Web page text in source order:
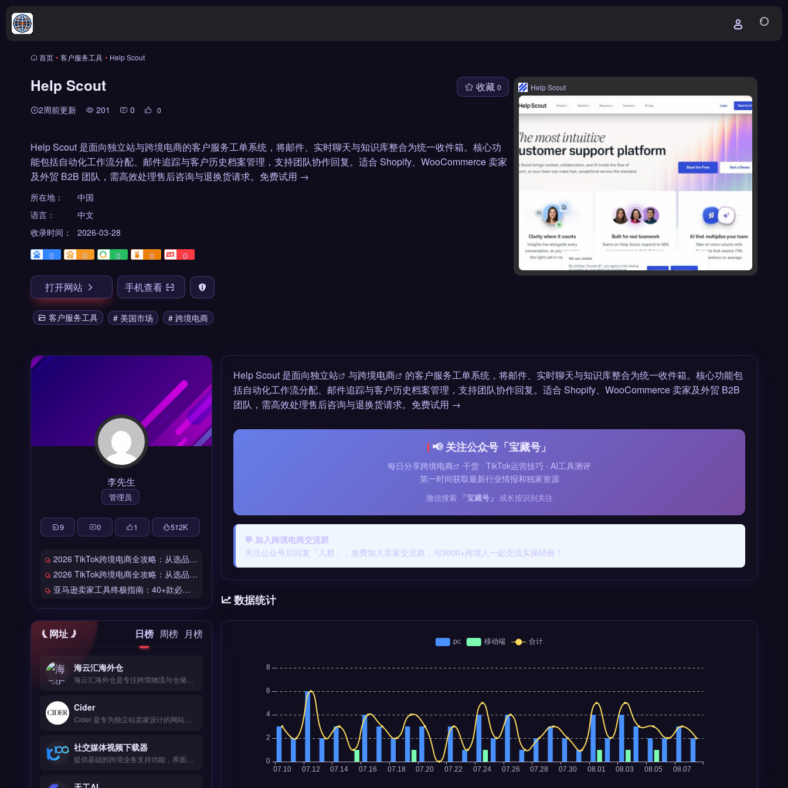
首页 • 客户服务工具 • Help Scout
Help Scout
2周前更新 201 0 0
收藏 0
Help Scout 是面向独立站与跨境电商的客户服务工单系统，将邮件、实时聊天与知识库整合为统一收件箱。核心功
能包括自动化工作流分配、邮件追踪与客户历史档案管理，支持团队协作回复。适合 Shopify、WooCommerce 卖家
及外贸 B2B 团队，需高效处理售后咨询与退换货请求。免费试用 →
所在地：
中国
语言：
中文
收录时间：
2026-03-28
0
0 0 0 0
打开网站 手机查看
客户服务工具 # 美国市场 # 跨境电商
Help Scout
Help Scout 是面向独立站 与跨境电商
的客户服务工单系统，将邮件、实时聊天与知识库整合为统一收件箱。核心功能包
括自动化工作流分配、邮件追踪与客户历史档案管理，支持团队协作回复。适合 Shopify、WooCommerce 卖家及外贸 B2B
团队，需高效处理售后咨询与退换货请求。免费试用 →
📢 关注公众号「宝藏号」
每日分享跨境电商
干货 · TikTok运营技巧 · AI工具测评
第一时间获取最新行业情报和独家资源
微信搜索 「宝藏号」 或长按识别关注
💬 加入跨境电商交流群
关注公众号后回复「入群」，免费加入卖家交流群，与3000+跨境人一起交流实操经验！
数据统计
李先生
管理员
9 0 1 512K
2026 TikTok跨境电商全攻略：从选品到爆单的完整工具链
2026 TikTok跨境电商全攻略：从选品到爆单的完整工具链
亚马逊卖家工具终极指南：40+款必备工具全链路解析
网址 日榜 周榜 月榜
海云汇海外仓
Cider
社交媒体视频下载器